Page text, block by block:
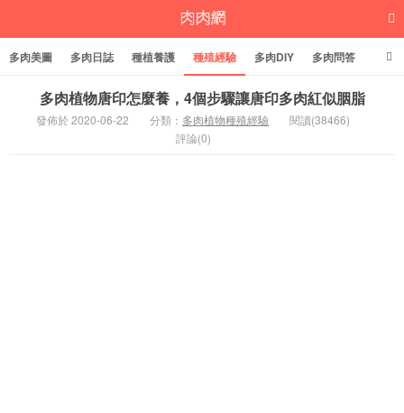
多肉植物
多肉美圖 多肉日誌 種植養護 種殖經驗 多肉DIY 多肉問答
多肉學堂 多肉標籤
多肉植物唐印怎麼養，4個步驟讓唐印多肉紅似胭脂
發佈於 2020-06-22 分類： 多肉植物種殖經驗
閱讀(38466)
評論(0)